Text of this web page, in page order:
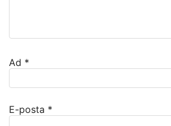
Ad *
E-posta *